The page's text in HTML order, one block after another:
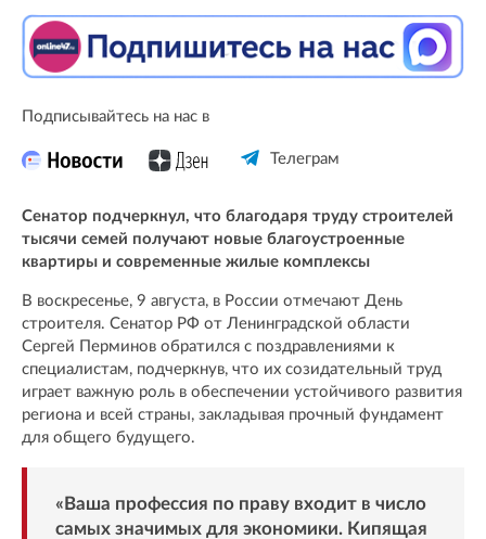
Подписывайтесь на нас в
Телеграм
Сенатор подчеркнул, что благодаря труду строителей
тысячи семей получают новые благоустроенные
квартиры и современные жилые комплексы
В воскресенье, 9 августа, в России отмечают День
строителя. Сенатор РФ от Ленинградской области
Сергей Перминов обратился с поздравлениями к
специалистам, подчеркнув, что их созидательный труд
играет важную роль в обеспечении устойчивого развития
региона и всей страны, закладывая прочный фундамент
для общего будущего.
«Ваша профессия по праву входит в число
самых значимых для экономики. Кипящая